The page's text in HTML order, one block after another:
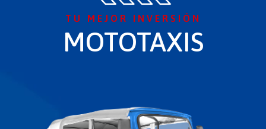
TU MEJOR INVERSIÓN
MOTOTAXIS